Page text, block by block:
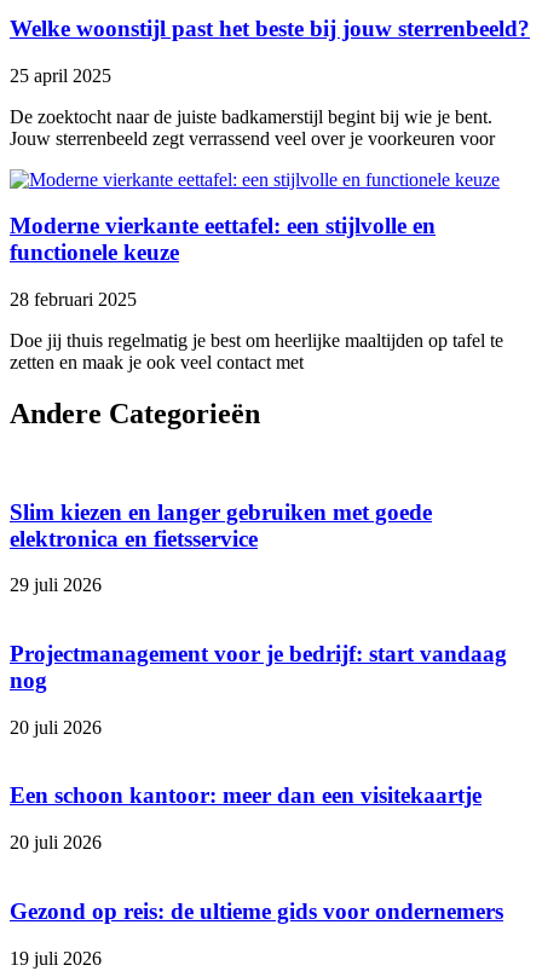
Welke woonstijl past het beste bij jouw sterrenbeeld?
25 april 2025
De zoektocht naar de juiste badkamerstijl begint bij wie je bent.
Jouw sterrenbeeld zegt verrassend veel over je voorkeuren voor
Moderne vierkante eettafel: een stijlvolle en
functionele keuze
28 februari 2025
Doe jij thuis regelmatig je best om heerlijke maaltijden op tafel te
zetten en maak je ook veel contact met
Andere Categorieën
Slim kiezen en langer gebruiken met goede
elektronica en fietsservice
29 juli 2026
Projectmanagement voor je bedrijf: start vandaag
nog
20 juli 2026
Een schoon kantoor: meer dan een visitekaartje
20 juli 2026
Gezond op reis: de ultieme gids voor ondernemers
19 juli 2026